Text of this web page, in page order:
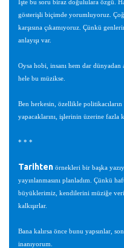
İşte bu soru biraz doğululara özgü.
gösterişli biçimde yorumluyoruz.
karşısına çıkamıyoruz. Çünkü
anlayışı var.
Oysa hobi, insanı hem dar dünyadan
hele bu müzikse.
Ben herkesin, özellikle
yapacaklarını, işlerinin üzerine fazla
* * *
Tarihten örnekleri bir başka
yayınlanmasını planladım. Çünkü
büyüklerimiz, kendilerini müziğe
kalkışırlar.
Bana kalırsa önce bunu yapsınlar,
inanıyorum.